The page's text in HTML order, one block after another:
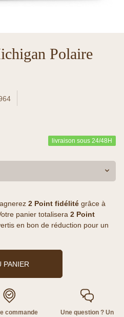
Polaire
livraison sous 24/48H
2 Point fidélité grâce à
panier totalisera 2 Point
en bon de réduction pour un
PANIER
commande
Une question ? Un